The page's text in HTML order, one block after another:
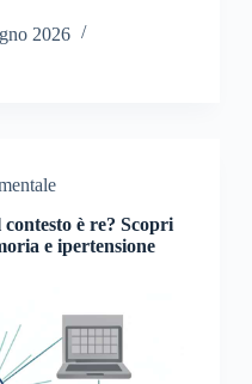
2026
è re? Scopri
e ipertensione